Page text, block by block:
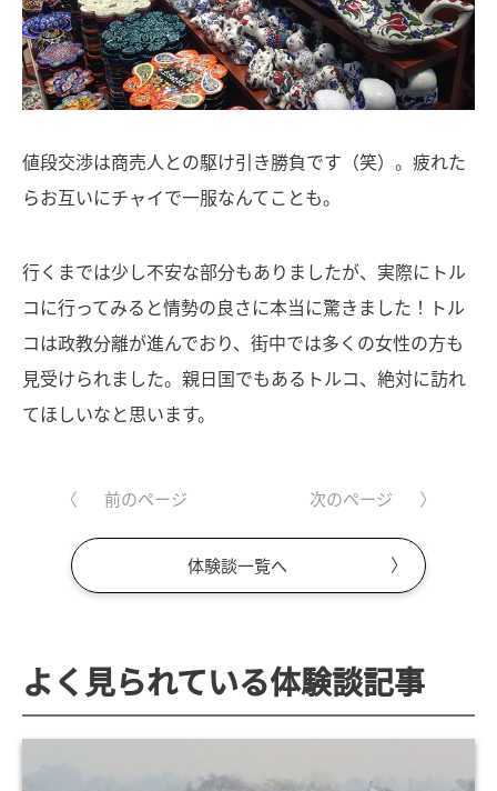
値段交渉は商売人との駆け引き勝負です（笑）。疲れた
らお互いにチャイで一服なんてことも。
行くまでは少し不安な部分もありましたが、実際にトル
コに行ってみると情勢の良さに本当に驚きました！トル
コは政教分離が進んでおり、街中では多くの女性の方も
見受けられました。親日国でもあるトルコ、絶対に訪れ
てほしいなと思います。
前のページ
体験談一覧へ
次のページ
よく見られている体験談記事